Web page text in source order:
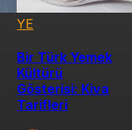
YE
Bir Türk Yemek
Kültürü
Gösterisi: Kiva
Tarifleri